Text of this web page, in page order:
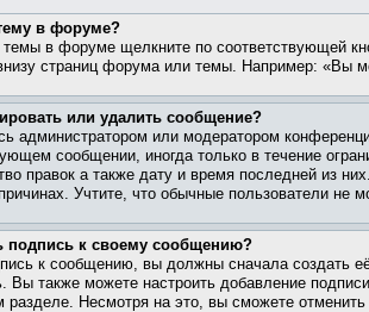
в форуме?
в форуме щелкните по соответствующей
страниц форума или темы. Например: «Вы
или удалить сообщение?
администратором или модератором
сообщении, иногда только в течение
правок а также дату и время последней из
Учтите, что обычные пользователи не
подпись к своему сообщению?
к сообщению, вы должны сначала создать
Вы также можете настроить добавление
разделе. Несмотря на это, вы сможете